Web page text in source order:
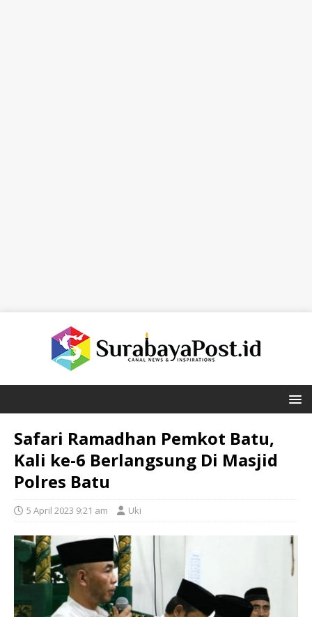
Safari Ramadhan Pemkot Batu,
Kali ke-6 Berlangsung Di Masjid
Polres Batu
5 April 2023 9:21 am Uki